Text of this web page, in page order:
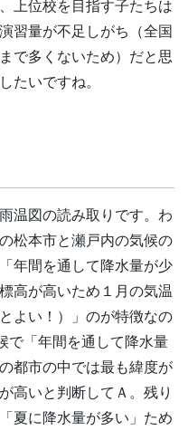
上位校を目指す子たちは
習量が不足しがち（全国
で多くないため）だと思
たいですね。
温図の読み取りです。わ
松本市と瀬戸内の気候の
年間を通して降水量が少
高が高いため１月の気温
よい！）」のが特徴なの
で「年間を通して降水量
都市の中では最も緯度が
高いと判断してＡ。残り
夏に降水量が多い」ため